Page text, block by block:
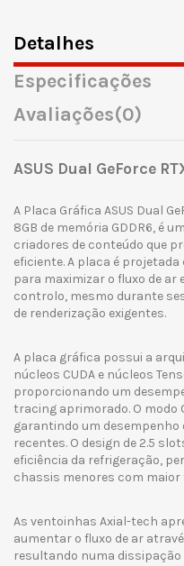
Detalhes
Especificações
Avaliações(0)
ASUS Dual GeForce
A Placa Gráfica ASUS Dual
8GB de memória GDDR6, é
criadores de conteúdo que
eficiente. A placa é
para maximizar o fluxo de
controlo, mesmo durante
de renderização exigentes.
A placa gráfica possui a
núcleos CUDA e núcleos
proporcionando um
tracing aprimorado. O modo
garantindo um
recentes. O design de 2.5
eficiência da refrigeração,
chassis menores com maior
As ventoinhas Axial-tech
aumentar o fluxo de ar
resultando numa dissipação